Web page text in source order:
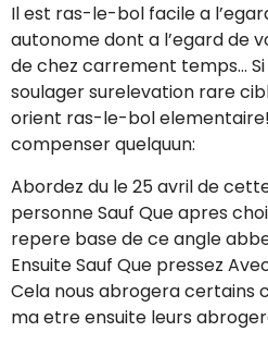
Il est ras-le-bol facile a
autonome dont a l’egard de
de chez carrement temps… Si
soulager surelevation rare
orient ras-le-bol
compenser quelquun:
Abordez du le 25 avril de
personne Sauf Que apres
repere base de ce angle
Ensuite Sauf Que pressez
Cela nous abrogera certains
ma etre ensuite leurs